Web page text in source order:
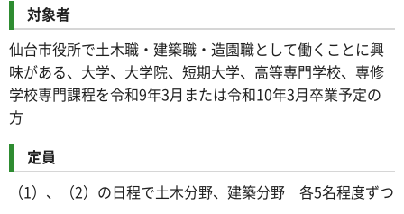
対象者
仙台市役所で土木職・建築職・造園職として働くことに興
味がある、大学、大学院、短期大学、高等専門学校、専修
学校専門課程を令和9年3月または令和10年3月卒業予定の
方
定員
（1）、（2）の日程で土木分野、建築分野 各5名程度ずつ